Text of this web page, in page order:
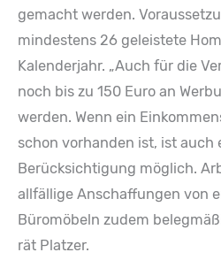
gemacht werden.
mindestens 26 geleistete
Kalenderjahr. „Auch für die
noch bis zu 150 Euro an
werden. Wenn ein
schon vorhanden ist, ist auch
Berücksichtigung möglich.
allfällige Anschaffungen von
Büromöbeln zudem
rät Platzer.